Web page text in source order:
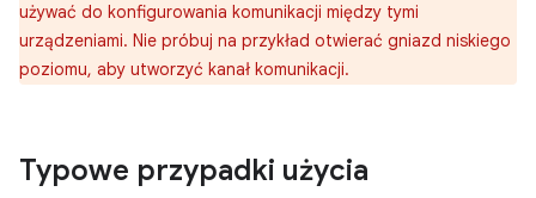
używać do konfigurowania komunikacji między tymi
urządzeniami. Nie próbuj na przykład otwierać gniazd niskiego
poziomu, aby utworzyć kanał komunikacji.
Typowe przypadki użycia